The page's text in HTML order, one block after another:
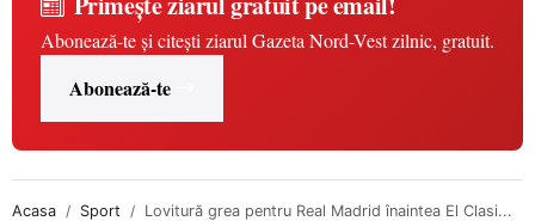
Abonează-te și citești ziarul Gazeta Nord-Vest zilnic, gratuit.
Abonează-te
Acasa Sport Lovitură grea pentru Real Madrid înaintea El Clasi...